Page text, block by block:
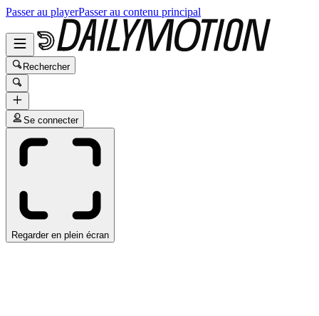
Passer au playerPasser au contenu principal
Rechercher
Se connecter
Regarder en plein écran